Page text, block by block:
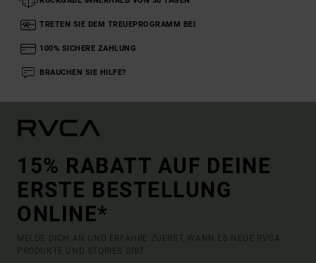
TRETEN SIE DEM TREUEPROGRAMM BEI
100% SICHERE ZAHLUNG
BRAUCHEN SIE HILFE?
15% RABATT AUF DEINE
ERSTE BESTELLUNG
ONLINE*
MELDE DICH AN UND ERFAHRE ZUERST, WANN ES NEUE RVCA
PRODUKTE UND STORIES GIBT.